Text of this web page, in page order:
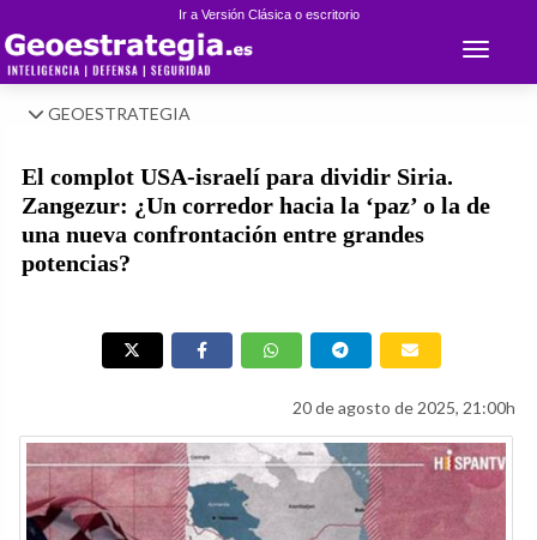
Ir a Versión Clásica o escritorio
Toggle
GEOESTRATEGIA
El complot USA-israelí para dividir Siria.
Zangezur: ¿Un corredor hacia la ‘paz’ o la de
una nueva confrontación entre grandes
potencias?
20 de agosto de 2025, 21:00h